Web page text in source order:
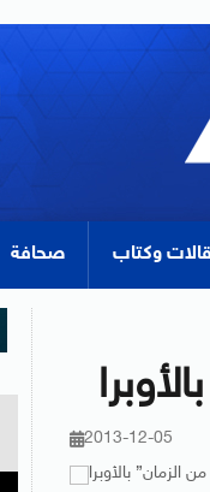
وكتاب صحافة
2013-12-05